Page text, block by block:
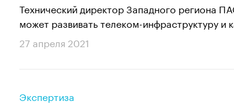
Технический директор Западного региона
может развивать телеком-инфраструктуру и
27 апреля 2021
Экспертиза